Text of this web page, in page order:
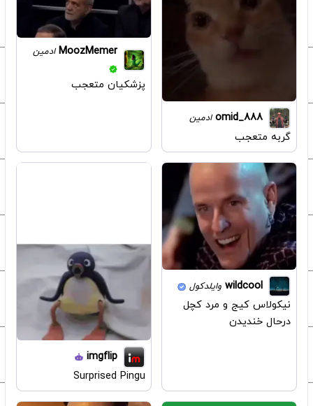
omid_888 ادمین
گربه متعجب
MoozMemer ادمین
پزشکیان متعجب
wildcool وایلدکول
نیکولاس کیج و مرد کچل
درحال خندیدن
imgflip
Surprised Pingu